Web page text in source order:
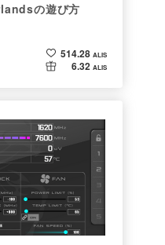
の遊び方
514.28 ALIS
6.32 ALIS